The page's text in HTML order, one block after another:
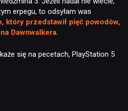
erpegu, to odsyłam was
który przedstawił pięć powodów,
Dawnwalkera.
się na pecetach, PlayStation 5